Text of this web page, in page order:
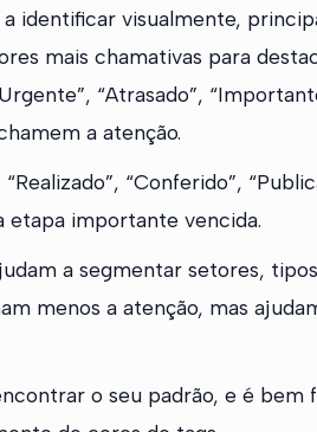
identificar visualmente,
mais chamativas para
“Atrasado”,
a atenção.
“Conferido”,
etapa importante vencida.
a segmentar setores,
menos a atenção, mas
o seu padrão, e é